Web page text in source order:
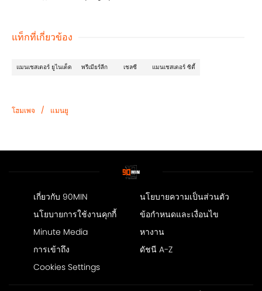
แท็กที่เกี่ยวข้อง
แมนเชสเตอร์ ยูไนเต็ด พรีเมียร์ลีก เชลซี แมนเชสเตอร์ ซิตี้
โฮมเพจ / แมนยู
เกี่ยวกับ 90MIN
นโยบายความเป็นส่วนตัว
นโยบายการใช้งานคุกกี้
ข้อกำหนดและเงื่อนไข
Minute Media
หางาน
การเข้าถึง
ดัชนี A-Z
Cookies Settings